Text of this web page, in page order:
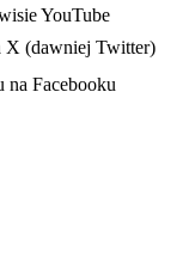
YouTube
X (dawniej Twitter)
na Facebooku